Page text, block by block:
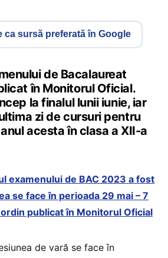
ca sursă preferată în Google
de Bacalaureat
în Monitorul Oficial.
la finalul lunii iunie, iar
zi de cursuri pentru
acesta în clasa a XII-a
examenului de BAC 2023 a fost
se face în perioada 29 mai – 7
publicat în Monitorul Oficial
de vară se face în